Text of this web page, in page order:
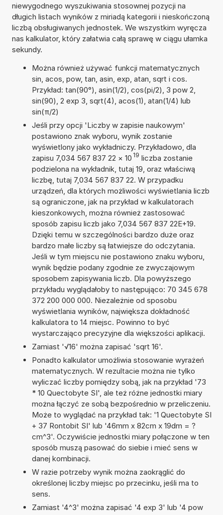
niewygodnego wyszukiwania stosownej pozycji na
długich listach wyników z miriadą kategorii i nieskończoną
liczbą obsługiwanych jednostek. We wszystkim wyręcza
nas kalkulator, który załatwia całą sprawę w ciągu ułamka
sekundy.
Można również używać funkcji matematycznych
sin, acos, pow, tan, asin, exp, atan, sqrt i cos.
Przykład: tan(90°), asin(1/2), cos(pi/2), 3 pow 2,
sin(90), 2 exp 3, sqrt(4), acos(1), atan(1/4) lub
sin(π/2)
Jeśli przy opcji 'Liczby w zapisie naukowym'
postawiono znak wyboru, wynik zostanie
wyświetlony jako wykładniczy. Przykładowo, dla
zapisu 7,034 567 837 22 × 10 19 liczba zostanie
podzielona na wykładnik, tutaj 19, oraz właściwą
liczbę, tutaj 7,034 567 837 22. W przypadku
urządzeń, dla których możliwości wyświetlania liczb
są ograniczone, jak na przykład w kalkulatorach
kieszonkowych, można również zastosować
sposób zapisu liczb jako 7,034 567 837 22E+19.
Dzięki temu w szczególności bardzo duże oraz
bardzo małe liczby są łatwiejsze do odczytania.
Jeśli w tym miejscu nie postawiono znaku wyboru,
wynik będzie podany zgodnie ze zwyczajowym
sposobem zapisywania liczb. Dla powyższego
przykładu wyglądałoby to następująco: 70 345 678
372 200 000 000. Niezależnie od sposobu
wyświetlania wyników, największa dokładność
kalkulatora to 14 miejsc. Powinno to być
wystarczająco precyzyjne dla większości aplikacji.
Zamiast '√16' można zapisać 'sqrt 16'.
Ponadto kalkulator umożliwia stosowanie wyrażeń
matematycznych. W rezultacie można nie tylko
wyliczać liczby pomiędzy sobą, jak na przykład '73
* 10 Quectobyte SI', ale też różne jednostki miary
można łączyć ze sobą bezpośrednio w przeliczeniu.
Może to wyglądać na przykład tak: '1 Quectobyte SI
+ 37 Rontobit SI' lub '46mm x 82cm x 19dm = ?
cm^3'. Oczywiście jednostki miary połączone w ten
sposób muszą pasować do siebie i mieć sens w
danej kombinacji.
W razie potrzeby wynik można zaokrąglić do
określonej liczby miejsc po przecinku, jeśli ma to
sens.
Zamiast '4^3' można zapisać '4 exp 3' lub '4 pow